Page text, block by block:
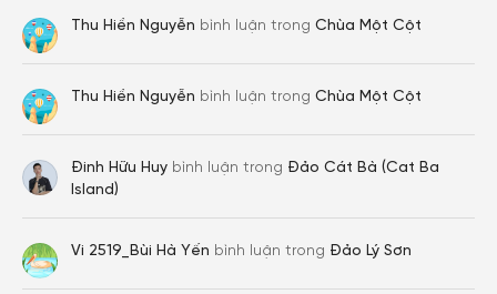
Thu Hiền Nguyễn bình luận trong Chùa Một Cột
Thu Hiền Nguyễn bình luận trong Chùa Một Cột
Đinh Hữu Huy bình luận trong Đảo Cát Bà (Cat Ba
Island)
Vi 2519_Bùi Hà Yến bình luận trong Đảo Lý Sơn